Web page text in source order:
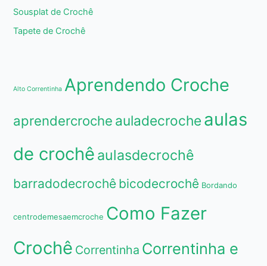
Sousplat de Crochê
Tapete de Crochê
Alto Correntinha Aprendendo Croche
aprendercroche auladecroche aulas
de crochê aulasdecrochê
barradodecrochê bicodecrochê Bordando
centrodemesaemcroche Como Fazer
Crochê Correntinha Correntinha e